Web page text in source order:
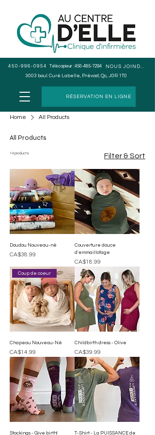
450-996-0954 Télécopieur : 450-485-7294
NOUS JOINDRE
3003 boul. Curé Labelle, Prévost, Qc, J0R 1T0
RÉSERVATION EN LIGNE
Home All Products
All Products
14 products Filter & Sort
Doudou Nouveau-né
Price
CA$38.99
Couverture douce
d'emmaillotage
Price
CA$18.99
Coup de coeur
Chapeau Nouveau-Né
Price
CA$14.99
Childbirth dress - Olive
Price
CA$39.99
Stockings - Give birth!
T-Shirt - La PUISSANCE de